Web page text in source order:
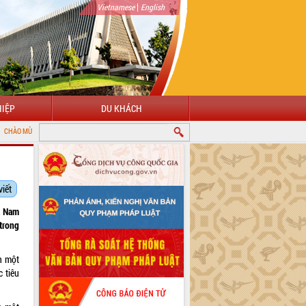
Vietnamese| English
DU KHÁCH
ĐẾN VỚI CỔNG THÔNG TIN ĐIỆN TỬ TỈNH ĐẮK LẮK
một
tiêu